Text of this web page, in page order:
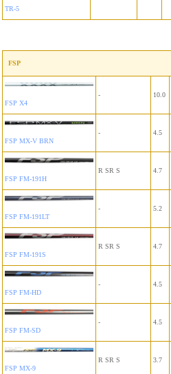
TR-5
FSP
FSP X4
- 10.0
FSP MX-V BRN
- 4.5
FSP FM-191H
R SR S 4.7
FSP FM-191LT
- 5.2
FSP FM-191S
R SR S 4.7
FSP FM-HD
- 4.5
FSP FM-SD
- 4.5
FSP MX-9
R SR S 3.7